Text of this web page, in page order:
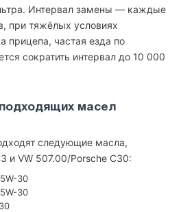
Интервал замены — каждые
при тяжёлых условиях
прицепа, частая езда по
сократить интервал до 10 000
масел
следующие масла,
и VW 507.00/Porsche C30:
30
30